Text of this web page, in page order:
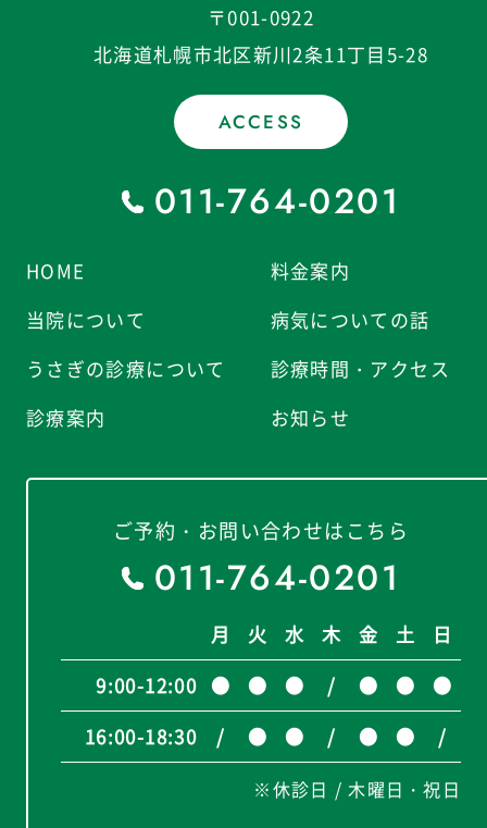
〒001-0922
北海道札幌市北区新川2条11丁目5-28
ACCESS
011-764-0201
HOME
当院について
うさぎの診療について
診療案内
料金案内
病気についての話
診療時間・アクセス
お知らせ
ご予約・お問い合わせはこちら
011-764-0201
月 火 水 木 金 土
日
9:00-12:00 ● ● ● / ● ●
●
16:00-18:30
/ ● ● / ● ● /
※休診日 / 木曜日・祝日